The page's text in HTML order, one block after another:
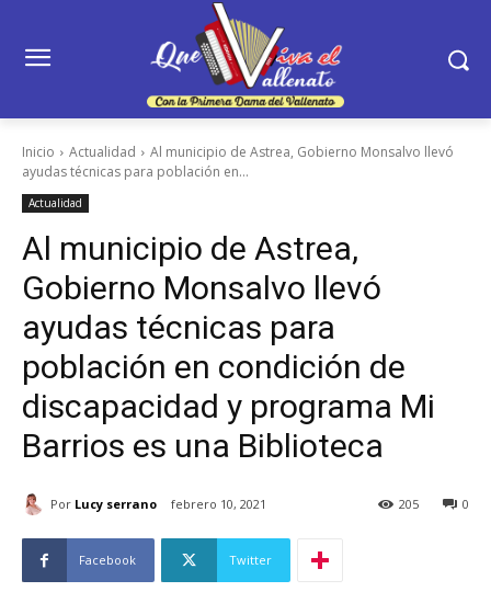
Inicio Actualidad
Al municipio de Astrea, Gobierno Monsalvo llevó
ayudas técnicas para población en...
Actualidad
Al municipio de Astrea,
Gobierno Monsalvo llevó
ayudas técnicas para
población en condición de
discapacidad y programa Mi
Barrios es una Biblioteca
Por Lucy serrano febrero 10, 2021 0
205
Facebook Twitter